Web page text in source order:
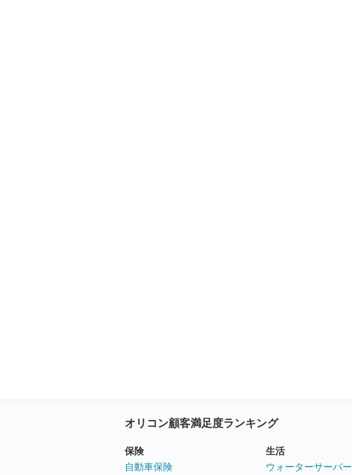
オリコン顧客満足度ランキング
保険
自動車保険
生活
ウォーターサーバー